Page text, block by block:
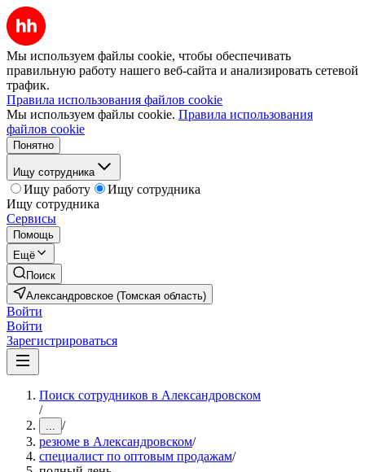
Мы используем файлы cookie, чтобы обеспечивать
правильную работу нашего веб-сайта и анализировать сетевой
трафик.
Правила использования файлов cookie
Мы используем файлы cookie. Правила использования
файлов cookie
Понятно
Ищу сотрудника
Ищу работу
Ищу сотрудника
Ищу сотрудника
Сервисы
Помощь
Ещё
Поиск
Александровское (Томская область)
Войти
Войти
Зарегистрироваться
Поиск сотрудников в Александровском
/
... /
резюме в Александровском/
специалист по оптовым продажам/